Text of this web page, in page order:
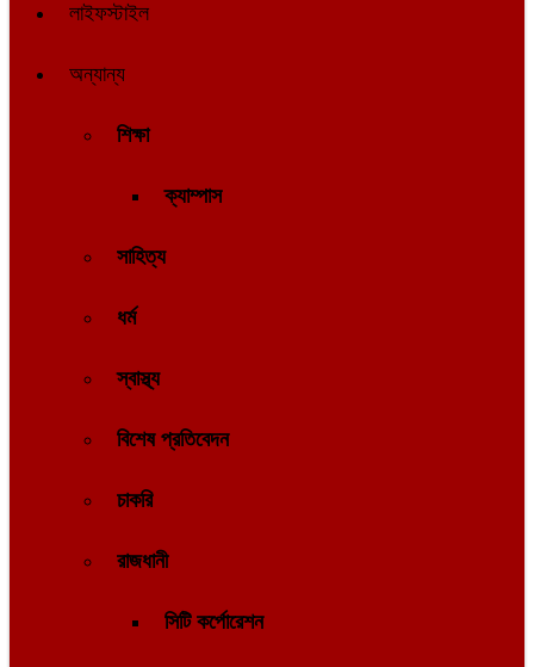
লাইফস্টাইল
অন্যান্য
শিক্ষা
ক্যাম্পাস
সাহিত্য
ধর্ম
স্বাস্থ্য
বিশেষ প্রতিবেদন
চাকরি
রাজধানী
সিটি কর্পোরেশন